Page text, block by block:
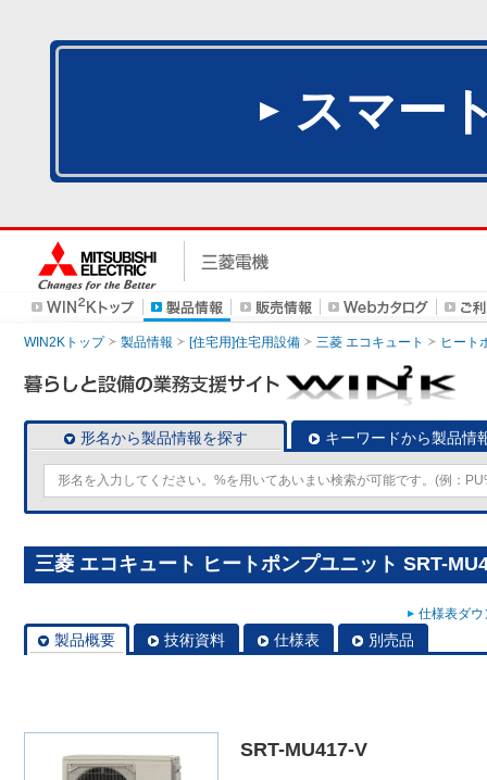
スマー
WIN2Kトップ 製品情報 [住宅用]住宅用設備 三菱 エコキュート ヒート
形名から製品情報を探す キーワードから製品情
三菱 エコキュート ヒートポンプユニット SRT-
仕様表ダ
製品概要 技術資料 仕様表 別売品
SRT-MU417-V